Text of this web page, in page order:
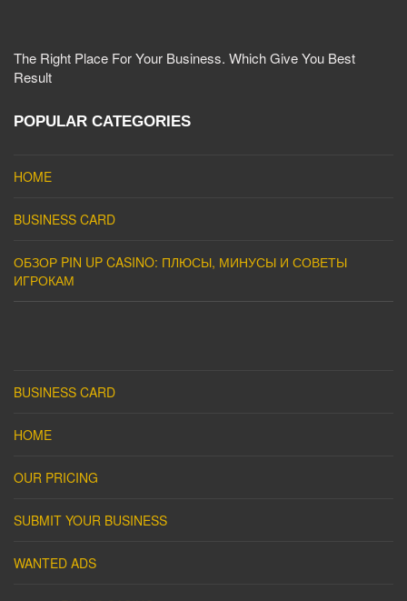
The Right Place For Your Business. Which Give You Best
Result
POPULAR CATEGORIES
HOME
BUSINESS CARD
ОБЗОР PIN UP CASINO: ПЛЮСЫ, МИНУСЫ И СОВЕТЫ
ИГРОКАМ
BUSINESS CARD
HOME
OUR PRICING
SUBMIT YOUR BUSINESS
WANTED ADS